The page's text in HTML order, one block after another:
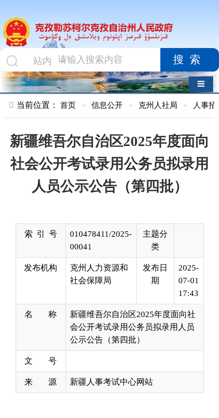
搜索
当前位置： 首页 信息公开 » 克州人社局 » 人事招考 正文
新疆维吾尔自治区2025年度面向
社会公开考试录用公务员拟录用
人员公示公告（第四批）
索 引 号 010478411/2025- 主题分
发布机构 克州人力资源和
社会保障局
发布日
期
2025-
07-01
17:43
名 称 新疆维吾尔自治区2025年度面向社
会公开考试录用公务员拟录用人员
公示公告（第四批）
来 源 新疆人事考试中心网站
各位考生：
根据《中华人民共和国公务员法》《公务员录